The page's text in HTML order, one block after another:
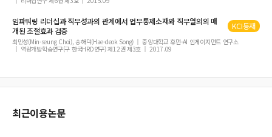
임파워링 리더십과 직무성과의 관계에서 업무통제소재와 직무열의의 매
개된 조절효과 검증
KCI등재
최민성(Min-seung Choi), 송해덕(Hae-deok Song)
중앙대학교 휴먼-AI 인게이지먼트 연구소
역량개발학습연구(구 한국HRD연구) 제12권 제3호
2017.09
최근이용논문